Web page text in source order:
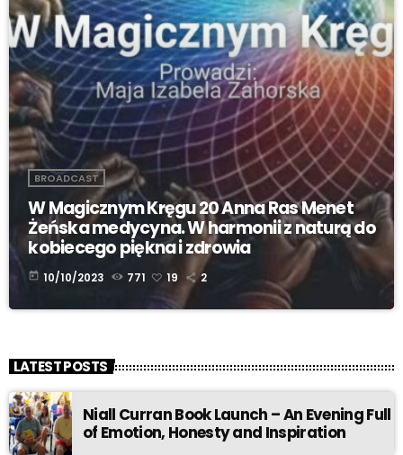
BROADCAST
W Magicznym Kręgu 20 Anna Ras Menet
Żeńska medycyna. W harmonii z naturą do
kobiecego piękna i zdrowia
today 10/10/2023 771 19 2
LATEST POSTS
Niall Curran Book Launch – An Evening Full
of Emotion, Honesty and Inspiration